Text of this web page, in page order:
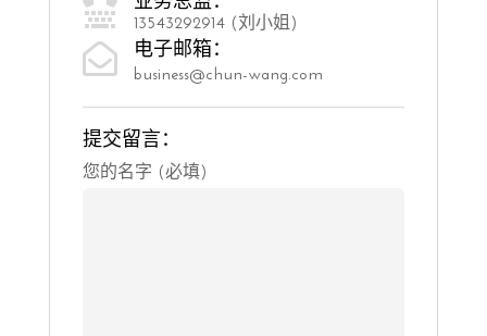
 13543292914 (刘小姐)
 电子邮箱：
business@chun-wang.com
提交留言：
Please
您的名字 (必填)